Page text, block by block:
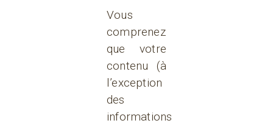
Vous
comprenez
que votre
contenu (à
l’exception
des
informations